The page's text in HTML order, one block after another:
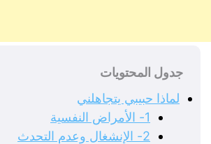
جدول المحتويات
لماذا حبيبي يتجاهلني
1- الأمراض النفسية
2- الإنشغال وعدم التحدث